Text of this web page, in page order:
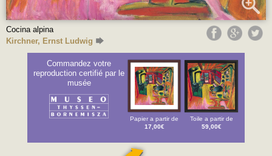
Cocina alpina
Kirchner, Ernst Ludwig
Commandez votre
reproduction certifié par le
musée
Papier a partir de
17,00€
Toile a partir de
59,00€